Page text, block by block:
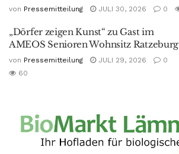
von Pressemitteilung JULI 30, 2026 0
„Dörfer zeigen Kunst“ zu Gast im
AMEOS Senioren Wohnsitz Ratzeburg
von Pressemitteilung JULI 29, 2026
0
60